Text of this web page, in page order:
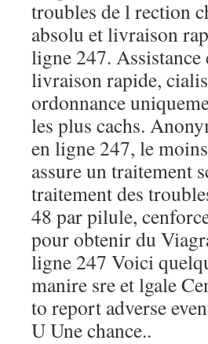
troubles de l rection
absolu et livraison
ligne 247.
livraison rapide,
ordonnance
les plus cachs.
en ligne 247, le
assure un traitement
traitement des
48 par pilule,
pour obtenir du
ligne 247 Voici
manire sre et lgale
to report adverse
U Une chance..